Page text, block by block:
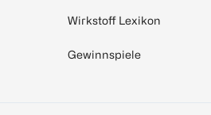
Wirkstoff Lexikon
Gewinnspiele